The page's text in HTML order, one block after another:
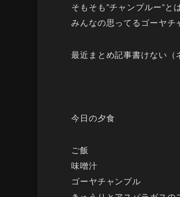
そもそも”チャンプルー”と
みんなの思ってるゴーヤチ
最近まとめ記事書けない（
今日の夕食
ご飯
味噌汁
ゴーヤチャンプル